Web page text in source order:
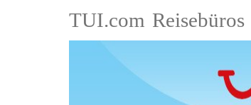
TUI.com Reisebüros